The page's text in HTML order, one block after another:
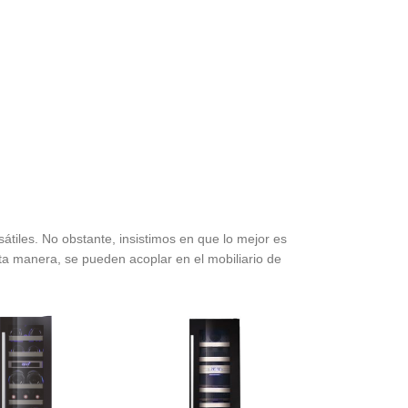
No obstante, insistimos en que lo mejor es
manera, se pueden acoplar en el mobiliario de